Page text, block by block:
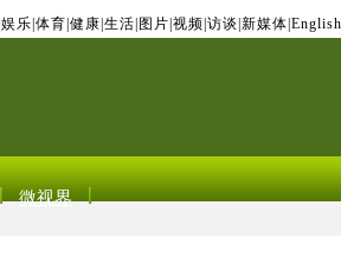
娱乐 体育 健康 生活 图片 视频 访谈 新媒体 English
微视界